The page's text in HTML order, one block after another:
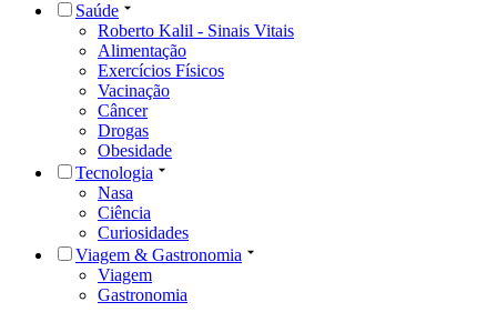
Saúde
Roberto Kalil - Sinais Vitais
Alimentação
Exercícios Físicos
Vacinação
Câncer
Drogas
Obesidade
Tecnologia
Nasa
Ciência
Curiosidades
Viagem & Gastronomia
Viagem
Gastronomia